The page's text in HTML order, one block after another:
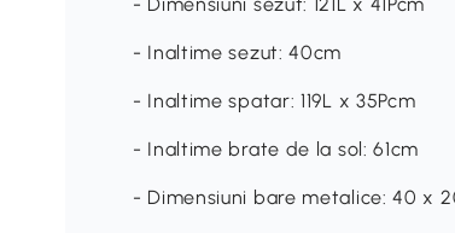
- Dimensiuni sezut: 121L x 41Pcm
- Inaltime sezut: 40cm
- Inaltime spatar: 119L x 35Pcm
- Inaltime brate de la sol: 61cm
- Dimensiuni bare metalice: 40 x